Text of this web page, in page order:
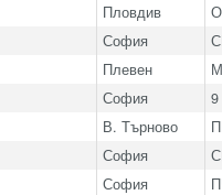
Пловдив
София
Плевен
София
В. Търново
София
София